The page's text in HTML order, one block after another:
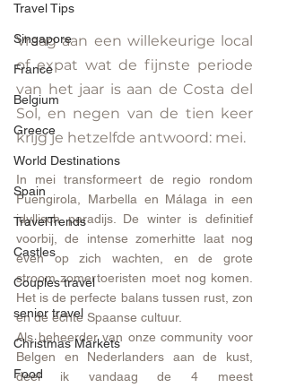
Travel Tips
Singapore
France
Belgium
Greece
World Destinations
Spain
TravelTrends
Castles
Couples travel
senior travel
Christmas Markets
Food
Vraag aan een willekeurige local
of expat wat de fijnste periode
van het jaar is aan de Costa del
Sol, en negen van de tien keer
krijg je hetzelfde antwoord: mei.
In mei transformeert de regio rondom
Fuengirola, Marbella en Málaga in een
idyllisch paradijs. De winter is definitief
voorbij, de intense zomerhitte laat nog
even op zich wachten, en de grote
stroom zomertoeristen moet nog komen.
Het is de perfecte balans tussen rust, zon
en de échte Spaanse cultuur.
Als beheerder van onze community voor
Belgen en Nederlanders aan de kust,
deel ik vandaag de 4 meest